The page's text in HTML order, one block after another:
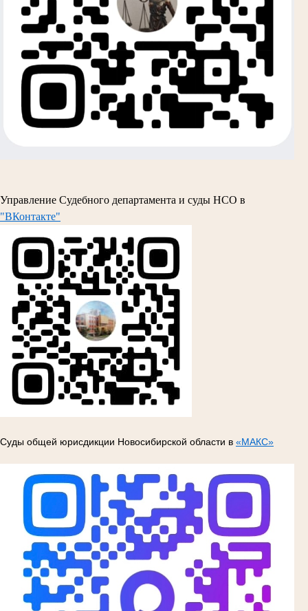
Управление Судебного департамента и суды НСО в
"ВКонтакте"
Суды общей юрисдикции Новосибирской области в «МАКС»